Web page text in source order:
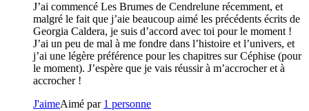
J’ai commencé Les Brumes de Cendrelune récemment, et
malgré le fait que j’aie beaucoup aimé les précédents écrits de
Georgia Caldera, je suis d’accord avec toi pour le moment !
J’ai un peu de mal à me fondre dans l’histoire et l’univers, et
j’ai une légère préférence pour les chapitres sur Céphise (pour
le moment). J’espère que je vais réussir à m’accrocher et à
accrocher !
J'aimeAimé par 1 personne